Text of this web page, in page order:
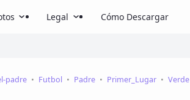
Legal Cómo Descargar
padre Futbol Padre Primer_Lugar Verde